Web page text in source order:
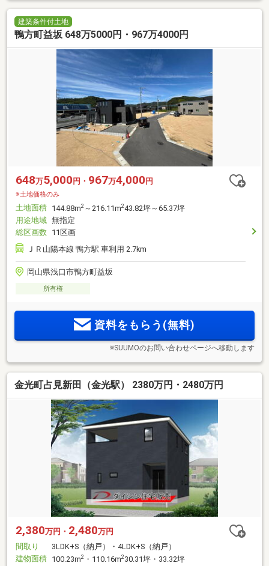
建築条件付土地
鴨方町益坂 648万5000円・967万4000円
648万5,000 円・ 967万4,000 円
※土地価格のみ
土地面積 144.88m2 ～216.11m243.82坪～65.37坪
用途地域 無指定
総区画数 11区画
ＪＲ山陽本線 鴨方駅 車利用 2.7km
岡山県浅口市鴨方町益坂
所有権
資料をもらう(無料)
※SUUMOのお問い合わせページへ移動します
金光町占見新田（金光駅） 2380万円・2480万円
2,380万円・ 2,480万円
間取り
3LDK+S（納戸）・4LDK+S（納戸）
建物面積 100.23m2 ・110.16m2 30.31坪・33.32坪